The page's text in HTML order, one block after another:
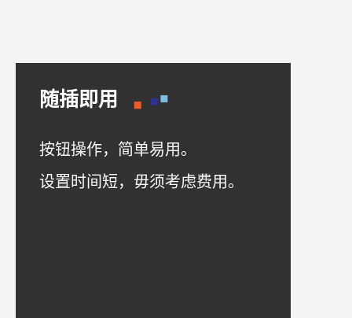
随插即用
按钮操作，简单易用。
设置时间短，毋须考虑费用。